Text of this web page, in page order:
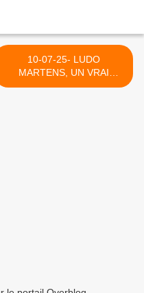
10-07-25- LUDO
MARTENS, UN VRAI
REVOLUTIONNAIRE A